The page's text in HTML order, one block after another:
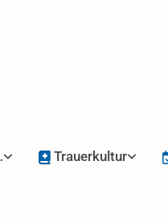
Trauerkultur